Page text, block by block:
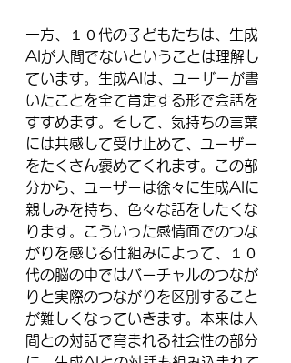
一方、１０代の子どもたちは、生成
AIが人間でないということは理解し
ています。生成AIは、ユーザーが書
いたことを全て肯定する形で会話を
すすめます。そして、気持ちの言葉
には共感して受け止めて、ユーザー
をたくさん褒めてくれます。この部
分から、ユーザーは徐々に生成AIに
親しみを持ち、色々な話をしたくな
ります。こういった感情面でのつな
がりを感じる仕組みによって、１０
代の脳の中ではバーチャルのつなが
りと実際のつながりを区別すること
が難しくなっていきます。本来は人
間との対話で育まれる社会性の部分